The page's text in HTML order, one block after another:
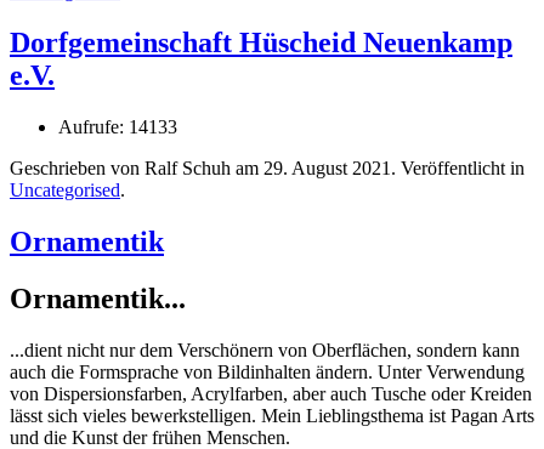
Dorfgemeinschaft Hüscheid Neuenkamp
e.V.
Aufrufe: 14133
Geschrieben von Ralf Schuh am 29. August 2021 . Veröffentlicht in
Uncategorised.
Ornamentik
Ornamentik...
...dient nicht nur dem Verschönern von Oberflächen, sondern kann
auch die Formsprache von Bildinhalten ändern. Unter Verwendung
von Dispersionsfarben, Acrylfarben, aber auch Tusche oder Kreiden
lässt sich vieles bewerkstelligen. Mein Lieblingsthema ist Pagan Arts
und die Kunst der frühen Menschen.